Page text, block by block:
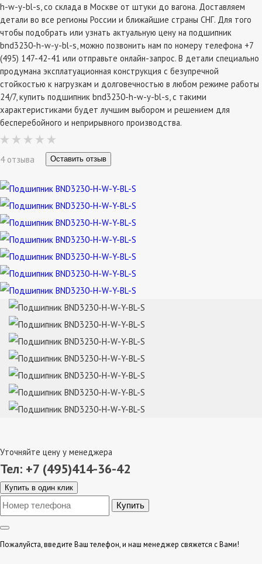
h-w-y-bl-s, со склада в Москве от штуки до вагона. Доставляем
детали во все регионы России и ближайшие страны СНГ. Для того
чтобы подобрать или узнать актуальную цену на подшипник
bnd3230-h-w-y-bl-s, можно позвонить нам по номеру телефона +7
(495) 147-42-41 или отправьте онлайн-запрос. В детали специально
продумана эксплатуационная конструкция с безупречной
стойкостью к нагрузкам и долговечностью в любом режиме работы
24/7, купить подшипник bnd3230-h-w-y-bl-s, с такими
характеристиками будет лучшим выбором и решением для
бесперебойного и неприрывного производства.
4 отзыва Оставить отзыв
Уточняйте цену у менеджера
Тел: +7 (495)414-36-42
Купить в один клик
Пожалуйста, введите Ваш телефон, и наш менеджер свяжется с Вами!